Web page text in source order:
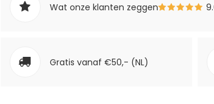
Wat onze klanten zeggen
Gratis vanaf €50,- (NL)